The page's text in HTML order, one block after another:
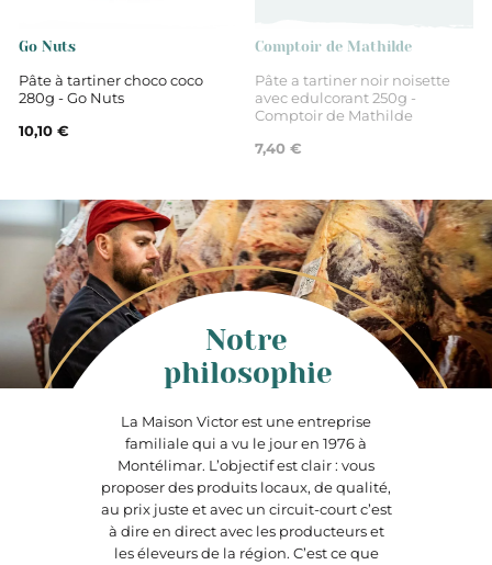
Go Nuts
Pâte à tartiner choco coco
280g - Go Nuts
10,10 €
Comptoir de Mathilde
Pâte a tartiner noir noisette
avec edulcorant 250g -
Comptoir de Mathilde
7,40 €
La Maison Victor est une entreprise
familiale qui a vu le jour en 1976 à
Montélimar. L’objectif est clair : vous
proposer des produits locaux, de qualité,
au prix juste et avec un circuit-court c’est
à dire en direct avec les producteurs et
les éleveurs de la région. C’est ce que
Notre
philosophie